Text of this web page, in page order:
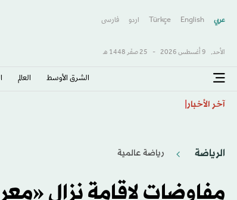
عربي English
Türkçe اردو فارسى
الأحد, 9 أغسطس 2026 - 25 صفَر 1448 هـ
الشرق الأوسط​ العالم
آخر الأخبار
الرياضة رياضة عالمية
مفاوضات لإقامة نزال